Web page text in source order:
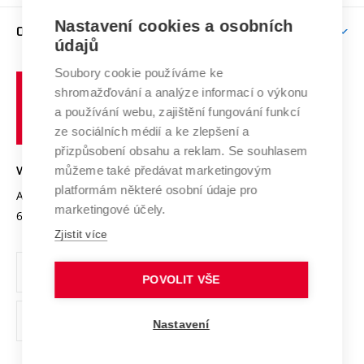
E-přihláška
Závěrečné práce
Doktorské studium
Studium bez bariér
Podpora podnikání
Mezinárodní vědecká rada
Systém zajišťování kvality výzkumu
Výzkumné infrastruktury
Transfer znalostí
Open Science
Projekty
Projekty ze strukturálních fondů
Specifický výzkum
Firemní spolupráce
Zahraniční spolupráce
Spolupráce se školami
Mezinárodní dohody
Univerzitní sítě
O UNIVERZITĚ
Profil univerzity
Udržitelná univerzita
Podnikavá univerzita / ContriBUTe
Bezpečná univerzita
Vyznamenání
Organizační struktura
Ochrana osobních údajů
odkaz)
učení
technické
Brně
VYSOKÉ UČENÍ TECHNICKÉ V BRNĚ
Antonínská 548/1
602 00 Brno
www.vut.cz
vut@vutbr.cz
Nastavení cookies a osobních
údajů
Soubory cookie používáme ke
shromažďování a analýze informací o výkonu
a používání webu, zajištění fungování funkcí
ze sociálních médií a ke zlepšení a
přizpůsobení obsahu a reklam. Se souhlasem
můžeme také předávat marketingovým
platformám některé osobní údaje pro
marketingové účely.
Zjistit více
POVOLIT VŠE
Nastavení